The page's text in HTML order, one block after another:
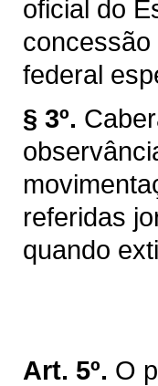
oficial do
federal
§ 3º.
referidas
quando
Art. 5º. O